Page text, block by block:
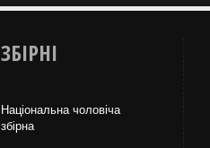
ЗБІРНІ
Національна чоловіча
збірна